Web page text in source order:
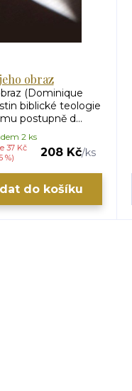
obraz
(Dominique
biblické teologie
postupně d...
37 Kč
%)
208 Kč/ks
2 ks
do košíku